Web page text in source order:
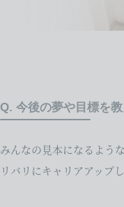
Q. 今後の夢や目標を教
みんなの見本になるよう
リバリにキャリアアップ